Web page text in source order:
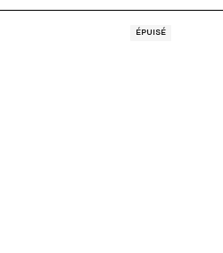
Épuisé